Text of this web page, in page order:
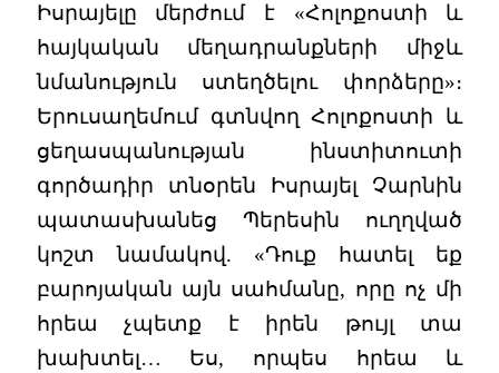
Իսրայելը մերժում է «Հոլոքոստի և
հայկական մեղադրանքների միջև
նմանություն ստեղծելու փորձերը»։
Երուսաղեմում գտնվող Հոլոքոստի և
ցեղասպանության ինստիտուտի
գործադիր տնօրեն Իսրայել Չարնին
պատասխանեց Պերեսին ուղղված
կոշտ նամակով. «Դուք հատել եք
բարոյական այն սահմանը, որը ոչ մի
հրեա չպետք է իրեն թույլ տա
խախտել… Ես, որպես հրեա և